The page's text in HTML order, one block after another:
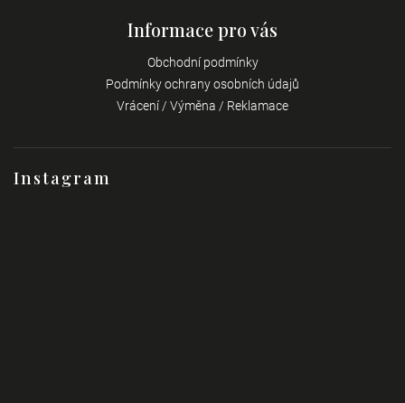
Instagram
Informace pro vás
Obchodní podmínky
Podmínky ochrany osobních údajů
Vrácení / Výměna / Reklamace